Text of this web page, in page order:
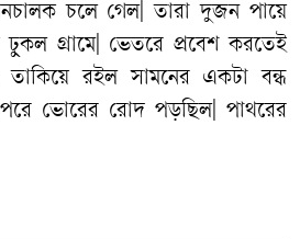
চলে গেল| তারা দুজন পায়ে
ঢুকল গ্রামে| ভেতরে প্রবেশ করতেই
তাকিয়ে রইল সামনের একটা বন্ধ
ভোরের রোদ পড়ছিল| পাথরের